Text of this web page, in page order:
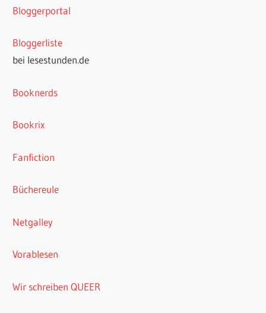
Bloggerportal
Bloggerliste
bei lesestunden.de
Booknerds
Bookrix
Fanfiction
Büchereule
Netgalley
Vorablesen
Wir schreiben QUEER